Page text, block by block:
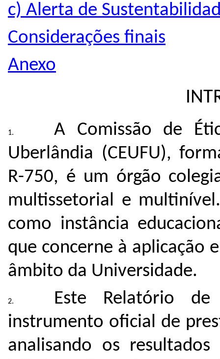
c) Alerta de
Considerações finais
Anexo
A Comissão de
Uberlândia (CEUFU),
R-750, é um órgão
multissetorial e
como instância
que concerne à aplicação
âmbito da Universidade.
Este Relatório
instrumento oficial de
analisando os